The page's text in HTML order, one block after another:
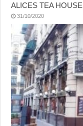
ALICES TEA HOUSE
31/10/2020